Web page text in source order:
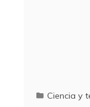
Ciencia y